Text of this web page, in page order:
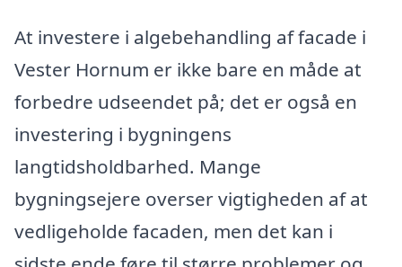
At investere i algebehandling af facade i
Vester Hornum er ikke bare en måde at
forbedre udseendet på; det er også en
investering i bygningens
langtidsholdbarhed. Mange
bygningsejere overser vigtigheden af at
vedligeholde facaden, men det kan i